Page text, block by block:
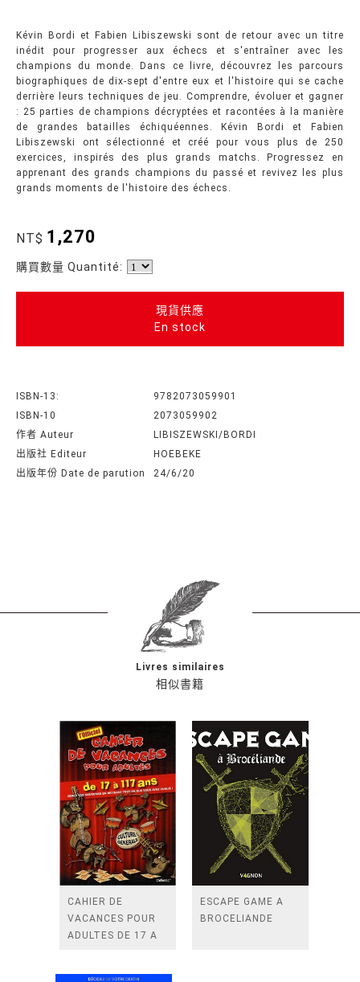
Kévin Bordi et Fabien Libiszewski sont de retour avec un titre
inédit pour progresser aux échecs et s'entraîner avec les
champions du monde. Dans ce livre, découvrez les parcours
biographiques de dix-sept d'entre eux et l'histoire qui se cache
derrière leurs techniques de jeu. Comprendre, évoluer et gagner
: 25 parties de champions décryptées et racontées à la manière
de grandes batailles échiquéennes. Kévin Bordi et Fabien
Libiszewski ont sélectionné et créé pour vous plus de 250
exercices, inspirés des plus grands matchs. Progressez en
apprenant des grands champions du passé et revivez les plus
grands moments de l'histoire des échecs.
NT$ 1,270
購買數量 Quantité:
現貨供應
En stock
ISBN-13:
9782073059901
ISBN-10
2073059902
作者 Auteur
LIBISZEWSKI/BORDI
出版社 Editeur
HOEBEKE
出版年份 Date de parution
24/6/20
相似書籍
Livres similaires
CAHIER DE
VACANCES POUR
ADULTES DE 17 A
ESCAPE GAME A
BROCELIANDE